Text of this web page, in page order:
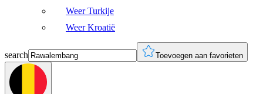
Weer Turkije
Weer Kroatië
search Toevoegen aan favorieten